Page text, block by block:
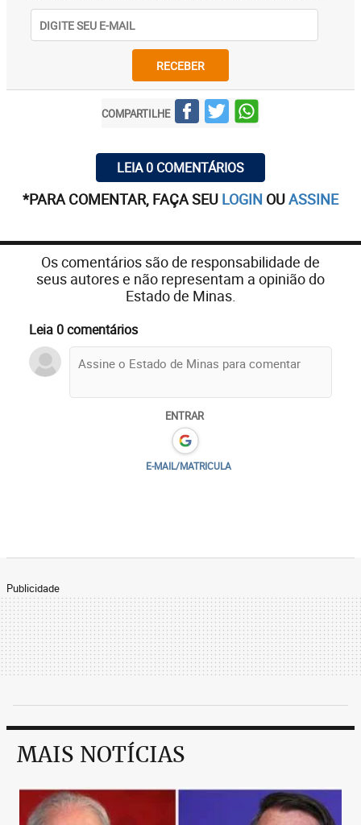
RECEBER
COMPARTILHE
LEIA 0 COMENTÁRIOS
*PARA COMENTAR, FAÇA SEU LOGIN OUASSINE
Os comentários são de responsabilidade de
seus autores e não representam a opinião do
Estado de Minas.
Leia 0 comentários
ENTRAR
E-MAIL/MATRICULA
Publicidade
MAIS NOTÍCIAS